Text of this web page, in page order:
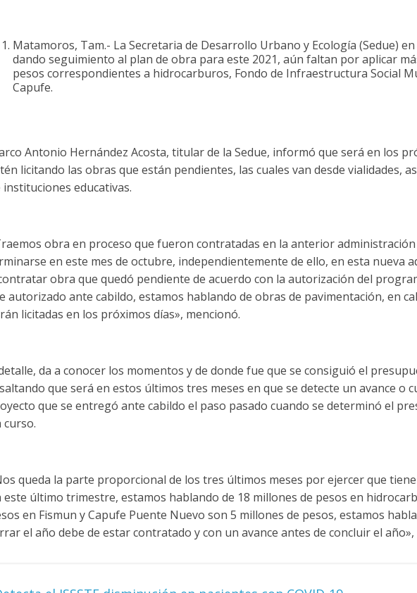
Matamoros, Tam.- La Secretaria de Desarrollo Urbano y Ecología (Sedue)
dando seguimiento al plan de obra para este 2021, aún faltan por aplicar
pesos correspondientes a hidrocarburos, Fondo de Infraestructura Social
Capufe.
Antonio Hernández Acosta, titular de la Sedue, informó que será en los
licitando las obras que están pendientes, las cuales van desde vialidades,
instituciones educativas.
obra en proceso que fueron contratadas en la anterior
en este mes de octubre, independientemente de ello, en esta nueva
obra que quedó pendiente de acuerdo con la autorización del
autorizado ante cabildo, estamos hablando de obras de pavimentación, en
licitadas en los próximos días», mencionó.
da a conocer los momentos y de donde fue que se consiguió el
que será en estos últimos tres meses en que se detecte un avance o
que se entregó ante cabildo el paso pasado cuando se determinó el
curso.
queda la parte proporcional de los tres últimos meses por ejercer que
este último trimestre, estamos hablando de 18 millones de pesos en
en Fismun y Capufe Puente Nuevo son 5 millones de pesos, estamos
el año debe de estar contratado y con un avance antes de concluir el